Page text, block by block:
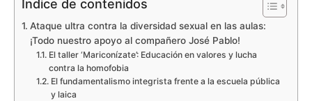
Índice de contenidos
Ataque ultra contra la diversidad sexual en las aulas:
¡Todo nuestro apoyo al compañero José Pablo!
El taller ‘Mariconízate’: Educación en valores y lucha
contra la homofobia
El fundamentalismo integrista frente a la escuela pública
y laica